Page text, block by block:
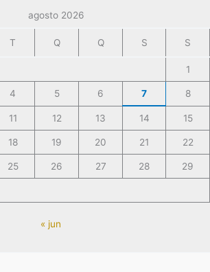
agosto 2026
T Q Q S S
1
4 5 6 7 8
11 12 13 14 15
18 19 20 21 22
25 26 27 28 29
« jun